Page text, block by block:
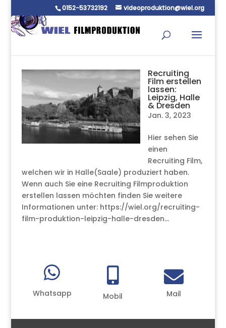
0152-53732192 videoproduktion@wiel.org
Recruiting
Film erstellen
lassen:
Leipzig, Halle
& Dresden
Jan. 3, 2023
Hier sehen Sie
einen
Recruiting Film,
welchen wir in Halle(Saale) produziert haben.
Wenn auch Sie eine Recruiting Filmproduktion
erstellen lassen möchten finden Sie weitere
Informationen unter: https://wiel.org/recruiting-
film-produktion-leipzig-halle-dresden...

Whatsapp

Mobil

Mail